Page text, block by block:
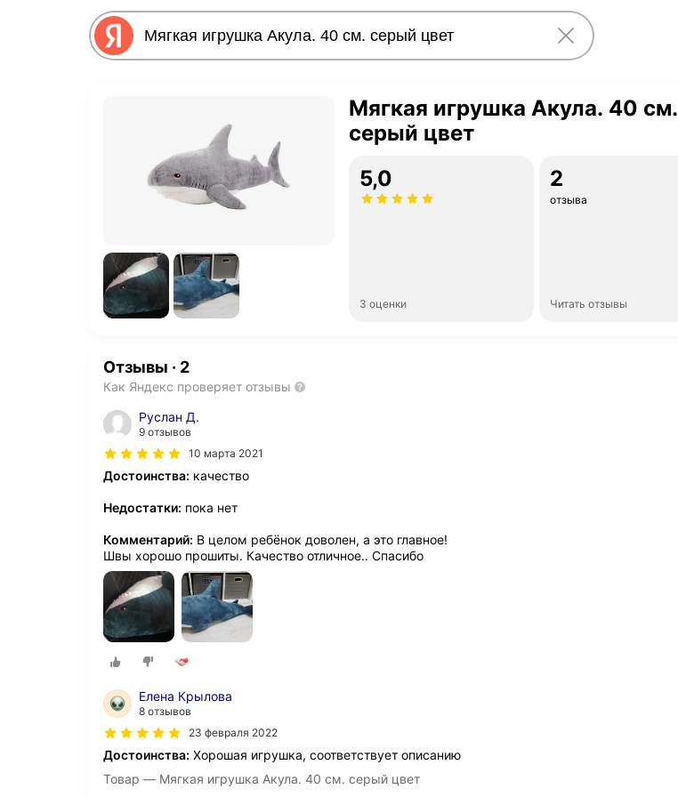
Мягкая игрушка Акула. 40 см.
серый цвет
5,0
3 оценки
2
отзыва
Читать отзывы
Отзывы · 2
Как Яндекс проверяет отзывы
Руслан Д.
9 отзывов
10 марта 2021
Достоинства: качество
Недостатки: пока нет
Комментарий: В целом ребёнок доволен, а это главное!
Швы хорошо прошиты. Качество отличное.. Спасибо
Елена Крылова
8 отзывов
23 февраля 2022
Достоинства: Хорошая игрушка, соответствует описанию
Товар — Мягкая игрушка Акула. 40 см. серый цвет